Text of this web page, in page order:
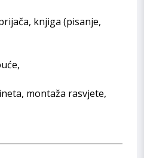
knjiga (pisanje,
montaža rasvjete,